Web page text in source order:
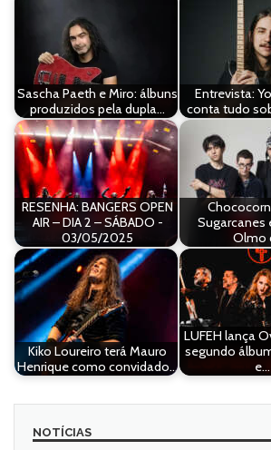
Sascha Paeth e Miro: álbuns
produzidos pela dupla…
Entrevista:
conta tudo
RESENHA: BANGERS OPEN
AIR – DIA 2 – SÁBADO -
03/05/2025
Sugarcanes
Olmo
Kiko Loureiro terá Mauro
Henrique como convidado…
LUFEH lança
segundo
e…
NOTÍCIAS